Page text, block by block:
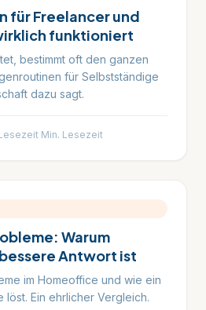
für Freelancer und
funktioniert
bestimmt oft den ganzen
für Selbstständige
dazu sagt.
Min. Lesezeit
Warum
Antwort ist
im Homeoffice und wie ein
Ein ehrlicher Vergleich.